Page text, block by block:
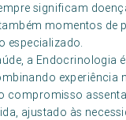
significam
momentos
especializado.
a Endocrinologia
experiência
compromisso
ajustado às